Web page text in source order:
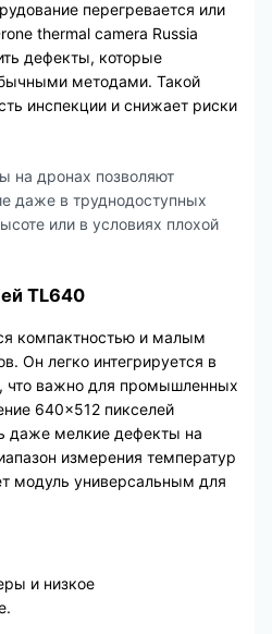
перегревается или
thermal camera Russia
дефекты, которые
методами. Такой
инспекции и снижает риски
на дронах позволяют
даже в труднодоступных
или в условиях плохой
TL640
компактностью и малым
Он легко интегрируется в
что важно для промышленных
640×512 пикселей
даже мелкие дефекты на
измерения температур
модуль универсальным для
и низкое